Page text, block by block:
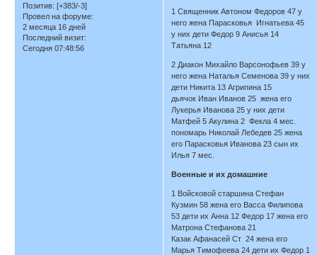
Позитив: [+383/-3]
Провел на форуме:
2 месяца 16 дней
Последний визит:
Сегодня 07:48:56
1 Священник Автоном Федоров 47 у
него жена Парасковья Игнатьева 45
у них дети Федор 9 Анисья 14
Татьяна 12
2 Диакон Михайло Варсонофьев 39 у
него жена Наталья Семенова 39 у них
дети Никита 13 Агрипина 15
дьячок Иван Иванов 25 жена его
Лукерья Иванова 25 у них дети
Матфей 5 Акулина 2 Фекла 4 мес.
пономарь Николай Лебедев 25 жена
его Парасковья Иванова 23 сын их
Илья 7 мес.
Военные и их домашние
1 Войсковой старшина Стефан
Кузмин 58 жена его Васса Филипова
53 дети их Анна 12 Федор 17 жена его
Матрона Стефанова 21
Казак Афанасей Ст 24 жена его
Марья Тимофеева 24 дети их Федор 1